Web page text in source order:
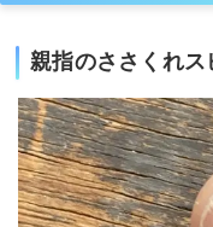
親指のささくれ